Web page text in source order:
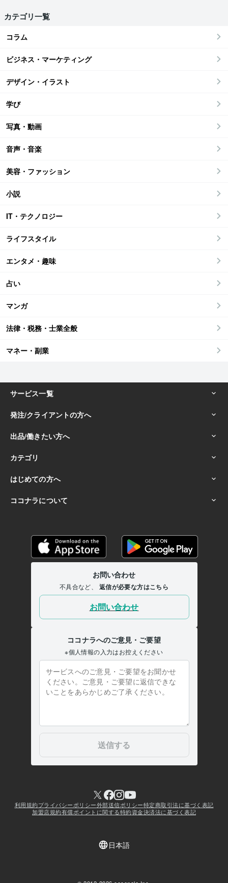
カテゴリ一覧
コラム
ビジネス・マーケティング
デザイン・イラスト
学び
写真・動画
音声・音楽
美容・ファッション
小説
IT・テクノロジー
ライフスタイル
エンタメ・趣味
占い
マンガ
法律・税務・士業全般
マネー・副業